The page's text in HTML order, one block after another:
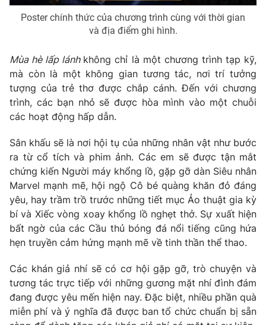
VTV9 VTV8
Liên hệ tòa soạn English
THỜI BÁO VTV
Theo dõi báo trên
Cơ quan chủ quản:
Đài Truyền hình Việt Nam
Cơ quan báo chí:Thời báo VTV
Giấy phép hoạt động báo in và báo điện tử số 483/GP-BTTTT
Tổng Biên tập:Vũ Thanh Thủy
Phó Tổng Biên tập:Nguyễn Thị Mỹ Hạnh, Phạm Quốc Thắng,
Nguyễn Trọng Ninh
Tổng đài VTV:024.38 355 931 - 024.38 355 932
Poster chính thức của chương trình cùng với thời gian
và địa điểm ghi hình.
Mùa hè lấp lánh không chỉ là một chương trình tạp kỹ,
mà còn là một không gian tương tác, nơi trí tưởng
tượng của trẻ thơ được chắp cánh. Đến với chương
trình, các bạn nhỏ sẽ được hòa mình vào một chuỗi
các hoạt động hấp dẫn.
Sân khấu sẽ là nơi hội tụ của những nhân vật như bước
ra từ cổ tích và phim ảnh. Các em sẽ được tận mắt
chứng kiến Người máy khổng lồ, gặp gỡ dàn Siêu nhân
Marvel mạnh mẽ, hội ngộ Cô bé quàng khăn đỏ đáng
yêu, hay trầm trồ trước những tiết mục Ảo thuật gia kỳ
bí và Xiếc vòng xoay khổng lồ nghẹt thở. Sự xuất hiện
bất ngờ của các Cầu thủ bóng đá nổi tiếng cũng hứa
hẹn truyền cảm hứng mạnh mẽ về tinh thần thể thao.
Các khán giả nhí sẽ có cơ hội gặp gỡ, trò chuyện và
tương tác trực tiếp với những gương mặt nhí đình đám
đang được yêu mến hiện nay. Đặc biệt, nhiều phần quà
miễn phí và ý nghĩa đã được ban tổ chức chuẩn bị sẵn